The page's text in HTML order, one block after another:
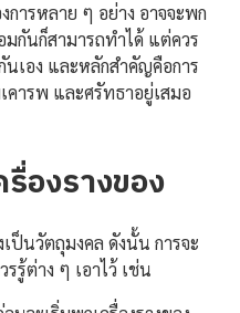
หลาย ๆ อย่าง อาจจะพก
มกันก็สามารถทำได้ แต่ควร
นเอง และหลักสำคัญคือการ
ารพ และศรัทธาอยู่เสมอ
องรางของ
นวัตถุมงคล ดังนั้น การจะ
รู้ต่าง ๆ เอาไว้ เช่น